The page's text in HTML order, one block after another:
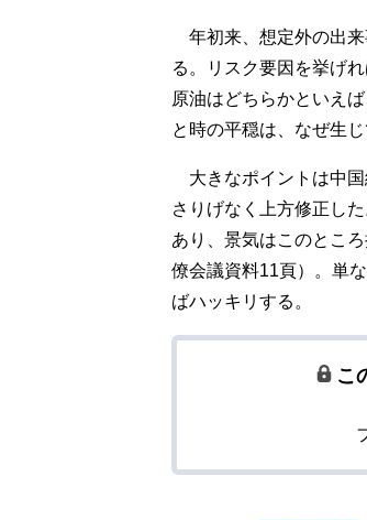
年初来、想定外の出来
る。リスク要因を挙げ
原油はどちらかといえ
と時の平穏は、なぜ生
大きなポイントは中国
さりげなく上方修正し
あり、景気はこのとこ
僚会議資料11頁）。単
ばハッキリする。
こ